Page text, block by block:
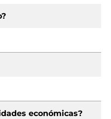
económicas?